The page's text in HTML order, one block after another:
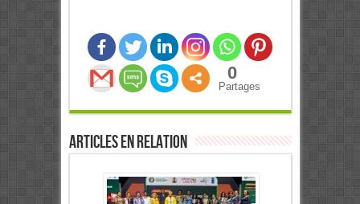
0
Partages
Articles en relation